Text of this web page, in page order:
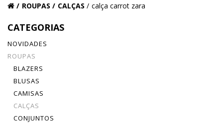
ROUPAS CALÇAS calça carrot zara
CATEGORIAS
NOVIDADES
ROUPAS
BLAZERS
BLUSAS
CAMISAS
CALÇAS
CONJUNTOS